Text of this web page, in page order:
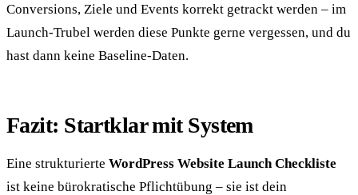
Conversions, Ziele und Events korrekt getrackt werden – im
Launch-Trubel werden diese Punkte gerne vergessen, und du
hast dann keine Baseline-Daten.
Fazit: Startklar mit System
Eine strukturierte WordPress Website Launch Checkliste
ist keine bürokratische Pflichtübung – sie ist dein